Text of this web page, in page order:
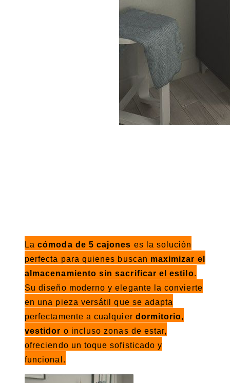
Lacómoda de 5 cajones es la solución
perfecta para quienes buscan maximizar el
almacenamiento sin sacrificar el estilo.
Su diseño moderno y elegante la convierte
en una pieza versátil que se adapta
perfectamente a cualquier dormitorio,
vestidor o incluso zonas de estar,
ofreciendo un toque sofisticado y
funcional.